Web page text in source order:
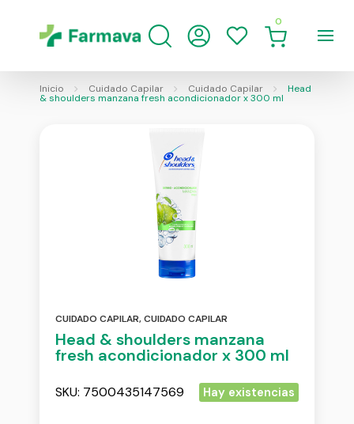
0
Inicio Cuidado Capilar Cuidado Capilar Head
& shoulders manzana fresh acondicionador x 300 ml
CUIDADO CAPILAR,CUIDADO CAPILAR
Head & shoulders manzana
fresh acondicionador x 300 ml
SKU: 7500435147569 Hay existencias